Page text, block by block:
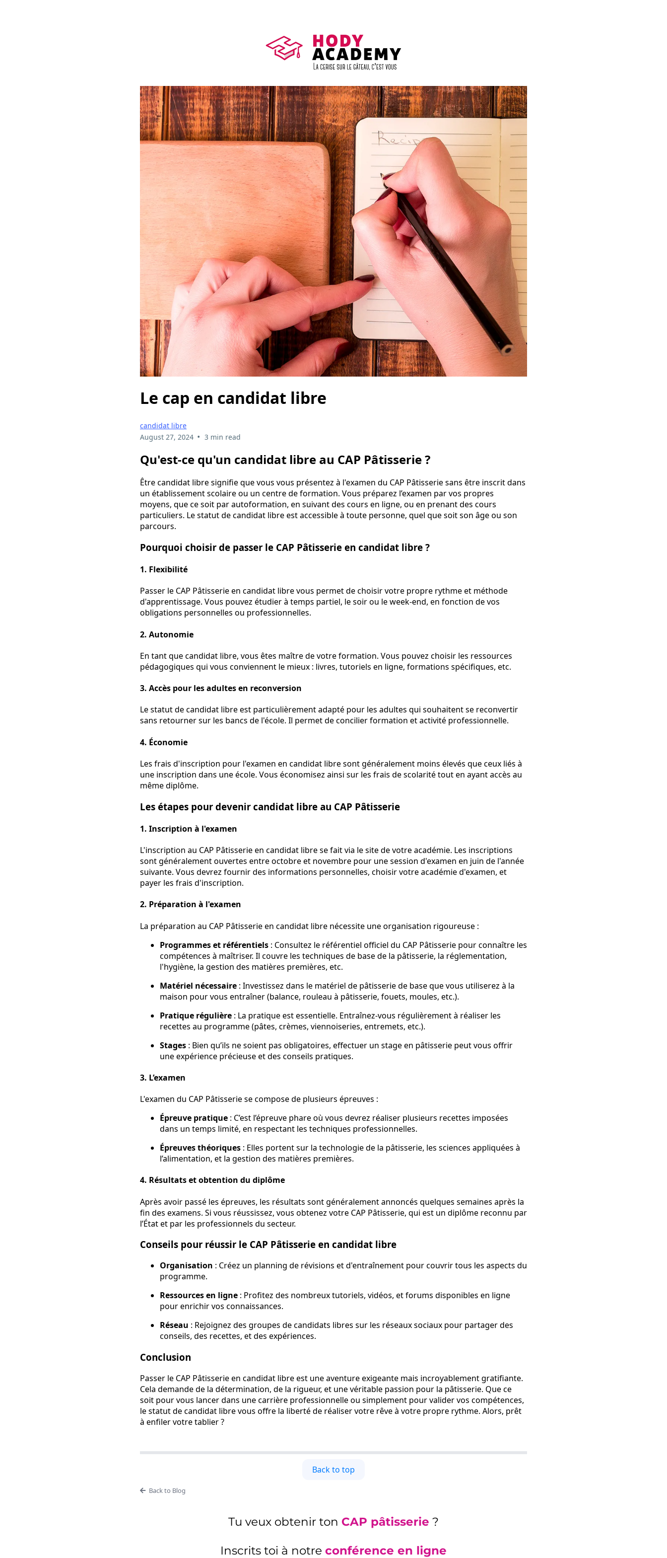
Le cap en candidat libre
candidat libre
August 27, 2024 • 3 min read
Qu'est-ce qu'un candidat libre au CAP Pâtisserie ?
Être candidat libre signifie que vous vous présentez à l'examen du CAP Pâtisserie sans être inscrit dans
un établissement scolaire ou un centre de formation. Vous préparez l’examen par vos propres
moyens, que ce soit par autoformation, en suivant des cours en ligne, ou en prenant des cours
particuliers. Le statut de candidat libre est accessible à toute personne, quel que soit son âge ou son
parcours.
Pourquoi choisir de passer le CAP Pâtisserie en candidat libre ?
1. Flexibilité
Passer le CAP Pâtisserie en candidat libre vous permet de choisir votre propre rythme et méthode
d'apprentissage. Vous pouvez étudier à temps partiel, le soir ou le week-end, en fonction de vos
obligations personnelles ou professionnelles.
2. Autonomie
En tant que candidat libre, vous êtes maître de votre formation. Vous pouvez choisir les ressources
pédagogiques qui vous conviennent le mieux : livres, tutoriels en ligne, formations spécifiques, etc.
3. Accès pour les adultes en reconversion
Le statut de candidat libre est particulièrement adapté pour les adultes qui souhaitent se reconvertir
sans retourner sur les bancs de l'école. Il permet de concilier formation et activité professionnelle.
4. Économie
Les frais d'inscription pour l'examen en candidat libre sont généralement moins élevés que ceux liés à
une inscription dans une école. Vous économisez ainsi sur les frais de scolarité tout en ayant accès au
même diplôme.
Les étapes pour devenir candidat libre au CAP Pâtisserie
1. Inscription à l'examen
L'inscription au CAP Pâtisserie en candidat libre se fait via le site de votre académie. Les inscriptions
sont généralement ouvertes entre octobre et novembre pour une session d'examen en juin de l'année
suivante. Vous devrez fournir des informations personnelles, choisir votre académie d'examen, et
payer les frais d'inscription.
2. Préparation à l'examen
La préparation au CAP Pâtisserie en candidat libre nécessite une organisation rigoureuse :
Programmes et référentiels : Consultez le référentiel officiel du CAP Pâtisserie pour connaître les
compétences à maîtriser. Il couvre les techniques de base de la pâtisserie, la réglementation,
l'hygiène, la gestion des matières premières, etc.
Matériel nécessaire : Investissez dans le matériel de pâtisserie de base que vous utiliserez à la
maison pour vous entraîner (balance, rouleau à pâtisserie, fouets, moules, etc.).
Pratique régulière : La pratique est essentielle. Entraînez-vous régulièrement à réaliser les
recettes au programme (pâtes, crèmes, viennoiseries, entremets, etc.).
Stages : Bien qu’ils ne soient pas obligatoires, effectuer un stage en pâtisserie peut vous offrir
une expérience précieuse et des conseils pratiques.
3. L’examen
L'examen du CAP Pâtisserie se compose de plusieurs épreuves :
Épreuve pratique : C’est l’épreuve phare où vous devrez réaliser plusieurs recettes imposées
dans un temps limité, en respectant les techniques professionnelles.
Épreuves théoriques : Elles portent sur la technologie de la pâtisserie, les sciences appliquées à
l’alimentation, et la gestion des matières premières.
4. Résultats et obtention du diplôme
Après avoir passé les épreuves, les résultats sont généralement annoncés quelques semaines après la
fin des examens. Si vous réussissez, vous obtenez votre CAP Pâtisserie, qui est un diplôme reconnu par
l’État et par les professionnels du secteur.
Conseils pour réussir le CAP Pâtisserie en candidat libre
Organisation : Créez un planning de révisions et d'entraînement pour couvrir tous les aspects du
programme.
Ressources en ligne : Profitez des nombreux tutoriels, vidéos, et forums disponibles en ligne
pour enrichir vos connaissances.
Réseau : Rejoignez des groupes de candidats libres sur les réseaux sociaux pour partager des
conseils, des recettes, et des expériences.
Conclusion
Passer le CAP Pâtisserie en candidat libre est une aventure exigeante mais incroyablement gratifiante.
Cela demande de la détermination, de la rigueur, et une véritable passion pour la pâtisserie. Que ce
soit pour vous lancer dans une carrière professionnelle ou simplement pour valider vos compétences,
le statut de candidat libre vous offre la liberté de réaliser votre rêve à votre propre rythme. Alors, prêt
à enfiler votre tablier ?
Back to top
Back to Blog
Tu veux obtenir ton CAP pâtisserie ?
Inscrits toi à notre conférence en ligne